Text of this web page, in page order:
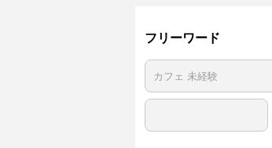
フリーワード